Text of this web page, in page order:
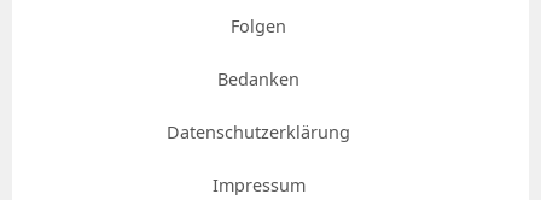
Folgen
Bedanken
Datenschutzerklärung
Impressum